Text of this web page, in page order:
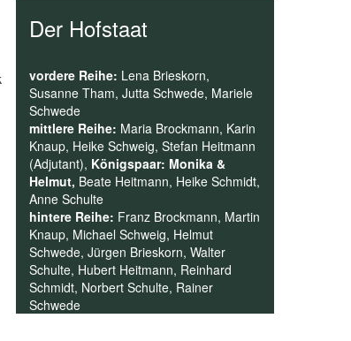
Der Hofstaat
vordere Reihe: Lena Brieskorn,
Susanne Tham, Jutta Schwede, Mariele
Schwede
mittlere Reihe: Maria Brockmann, Karin
Knaup, Heike Schweig, Stefan Heitmann
(Adjutant), Königspaar: Monika &
Helmut, Beate Heitmann, Heike Schmidt,
Anne Schulte
hintere Reihe: Franz Brockmann, Martin
Knaup, Michael Schweig, Helmut
Schwede, Jürgen Brieskorn, Walter
Schulte, Hubert Heitmann, Reinhard
Schmidt, Norbert Schulte, Rainer
Schwede